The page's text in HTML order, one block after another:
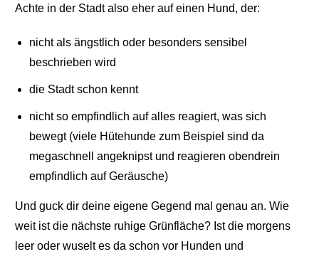
Achte in der Stadt also eher auf einen Hund, der:
nicht als ängstlich oder besonders sensibel
beschrieben wird
die Stadt schon kennt
nicht so empfindlich auf alles reagiert, was sich
bewegt (viele Hütehunde zum Beispiel sind da
megaschnell angeknipst und reagieren obendrein
empfindlich auf Geräusche)
Und guck dir deine eigene Gegend mal genau an. Wie
weit ist die nächste ruhige Grünfläche? Ist die morgens
leer oder wuselt es da schon vor Hunden und